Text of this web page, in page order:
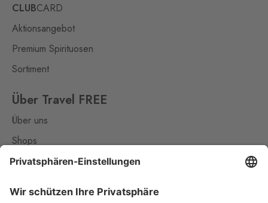
CLUBCARD
Aktionsangebot
Premium Spirituosen
Sortiment
Über Travel FREE
Über uns
Shops
Kontakt
Nützliches